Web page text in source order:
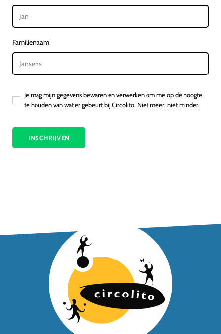
Familienaam
Je mag mijn gegevens bewaren en verwerken om me op de hoogte
te houden van wat er gebeurt bij Circolito. Niet meer, niet minder.
INSCHRIJVEN